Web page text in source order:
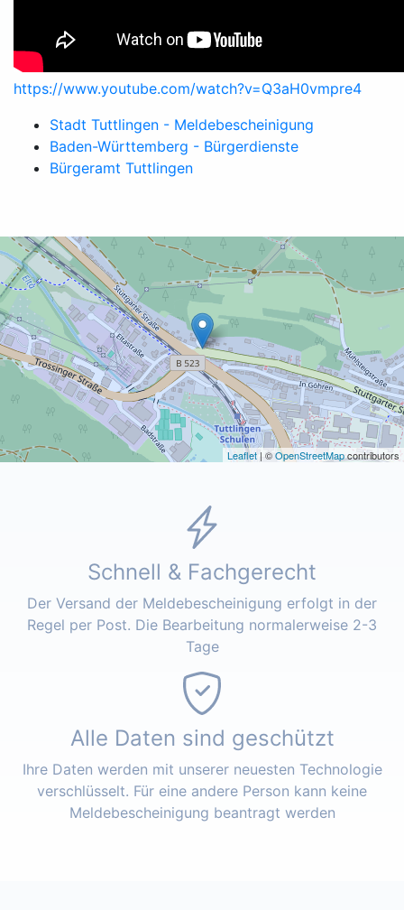
https://www.youtube.com/watch?v=Q3aH0vmpre4
Stadt Tuttlingen - Meldebescheinigung
Baden-Württemberg - Bürgerdienste
Bürgeramt Tuttlingen
Leaflet | ©OpenStreetMapcontributors
Schnell & Fachgerecht
Der Versand der Meldebescheinigung erfolgt in der
Regel per Post. Die Bearbeitung normalerweise 2-3
Tage
Alle Daten sind geschützt
Ihre Daten werden mit unserer neuesten Technologie
verschlüsselt. Für eine andere Person kann keine
Meldebescheinigung beantragt werden